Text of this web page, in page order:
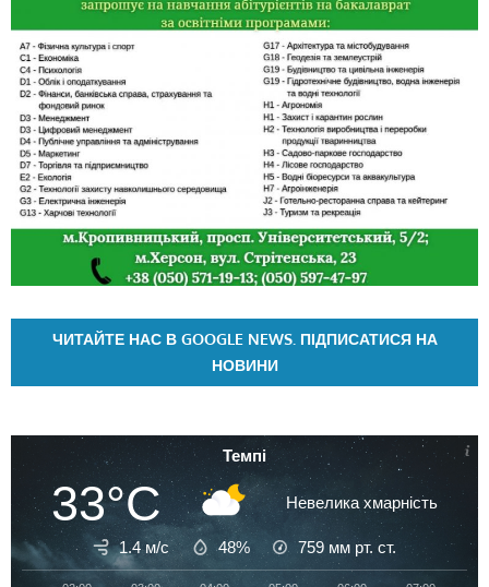
ЧИТАЙТЕ НАС В GOOGLE NEWS. ПІДПИСАТИСЯ НА
НОВИНИ
Темпі
33°C Невелика хмарність
1.4 м/с 48% 759 мм рт. ст.